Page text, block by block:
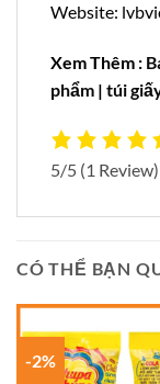
Website:
Xem Thêm :
phẩm | túi
5/5 (1 Review)
CÓ THỂ BẠN
-2%